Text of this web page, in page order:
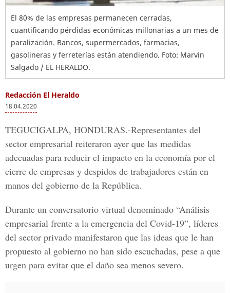
El 80% de las empresas permanecen cerradas,
cuantificando pérdidas económicas millonarias a un mes de
paralización. Bancos, supermercados, farmacias,
gasolineras y ferreterías están atendiendo. Foto: Marvin
Salgado / EL HERALDO.
Redacción El Heraldo
18.04.2020
TEGUCIGALPA, HONDURAS.-Representantes del
sector empresarial reiteraron ayer que las medidas
adecuadas para reducir el impacto en la economía por el
cierre de empresas y despidos de trabajadores están en
manos del gobierno de la República.
Durante un conversatorio virtual denominado “Análisis
empresarial frente a la emergencia del Covid-19”, líderes
del sector privado manifestaron que las ideas que le han
propuesto al gobierno no han sido escuchadas, pese a que
urgen para evitar que el daño sea menos severo.